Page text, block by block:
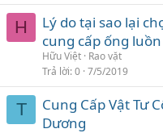
H
Lý do tại sao lại
cung cấp ống
Hữu Việt Rao vặt
Trả lời 0 7/5/2019
T
Cung Cấp Vật Tư
Dương